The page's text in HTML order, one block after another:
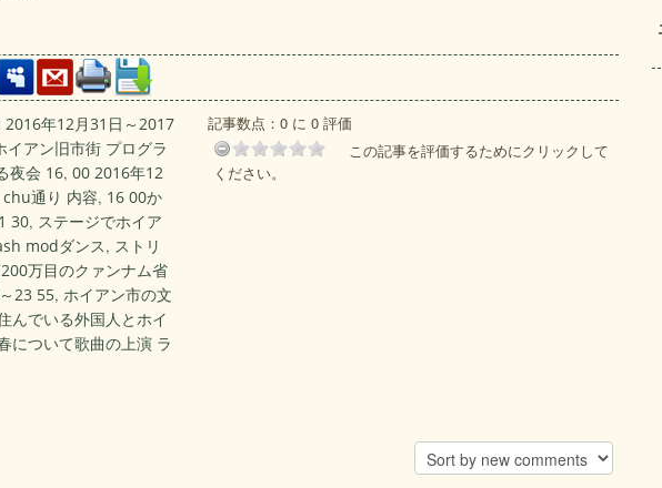
2016年12月31日～2017
イアン旧市街 プログラ
夜会 16, 00 2016年12
chu通り 内容, 16 00か
30, ステージでホイア
modダンス, ストリ
万目のクァンナム省
23 55, ホイアン市の文
んでいる外国人とホイ
について歌曲の上演 ラ
記事数点：0 に 0 評価
この記事を評価するためにクリックして
ください。